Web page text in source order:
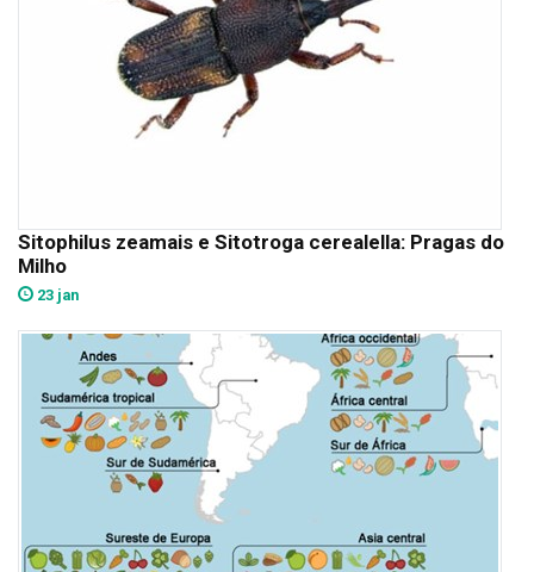
Sitophilus zeamais e Sitotroga cerealella: Pragas do
Milho
23 jan